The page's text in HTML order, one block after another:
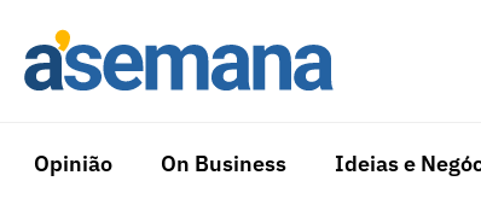
Opinião On Business Ideias e